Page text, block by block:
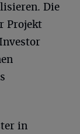
Die
Projekt
in